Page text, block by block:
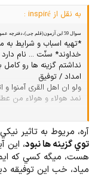
به نقل از inspiré :
سوال 59 این آزمون(قلم چی)،دفترچه عمومی؛(سوال تجربی92)
*تهیه اسباب و شرایط
نداشتم گزینه ها رو کامل
امداد / توفیق
ولو ان اهل القری آمنوا و
نمد هولاء و هولاء من
کانون توفیق و آیه اول
و بدی در سرنوشت
آره، مريوط به تاثير
توي گزينه ها نبود، اين
هست، ميگه كسي كه
مياد، خب اين توفيقه